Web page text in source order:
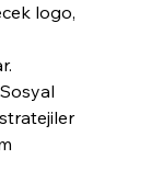
logo,